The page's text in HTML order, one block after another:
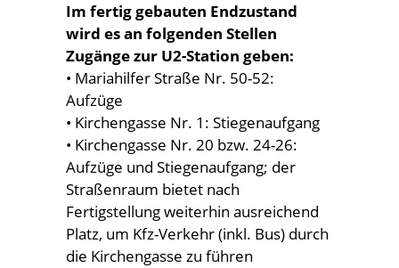
Im fertig gebauten Endzustand
wird es an folgenden Stellen
Zugänge zur U2-Station geben:
• Mariahilfer Straße Nr. 50-52:
Aufzüge
• Kirchengasse Nr. 1: Stiegenaufgang
• Kirchengasse Nr. 20 bzw. 24-26:
Aufzüge und Stiegenaufgang; der
Straßenraum bietet nach
Fertigstellung weiterhin ausreichend
Platz, um Kfz-Verkehr (inkl. Bus) durch
die Kirchengasse zu führen